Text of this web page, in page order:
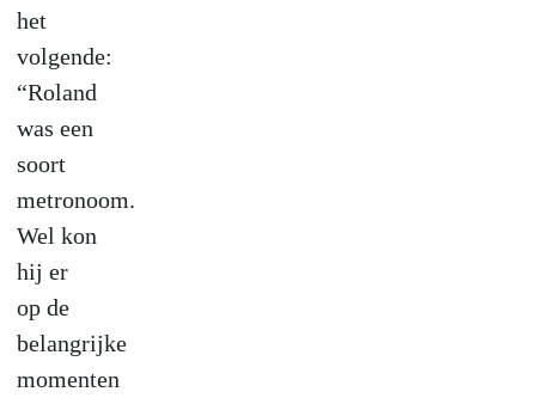
het
volgende:
“Roland
was een
soort
metronoom.
Wel kon
hij er
op de
belangrijke
momenten